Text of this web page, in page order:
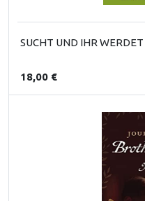
SUCHT UND IHR
18,00 €